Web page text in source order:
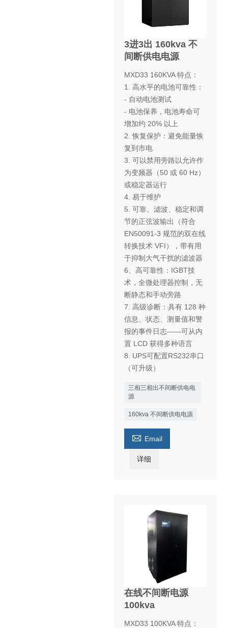
3进3出 160kva 不
间断供电电源
MXD33 160KVA 特点：
1. 高水平的电池可靠性：
- 自动电池测试
- 电池保养，电池寿命可
增加约 20% 以上
2. 恢复保护：避免能量恢
复到市电
3. 可以禁用旁路以允许作
为变频器（50 或 60 Hz）
或稳定器运行
4. 易于维护
5. 可靠、滤波、稳定和调
节的正弦波输出（符合
EN50091-3 规范的双在线
转换技术 VFI），带有用
于抑制大气干扰的滤波器
6、高可靠性：IGBT技
术，全微处理器控制，无
断静态和手动旁路
7. 高级诊断：具有 128 种
信息、状态、测量值和警
报的事件日志——可从内
置 LCD 获得多种语言
8. UPS可配置RS232串口
（可升级）
三相三相出不间断供电电
源
160kva 不间断供电电源
 Email
详细
在线不间断电源
100kva
MXD33 100KVA 特点：